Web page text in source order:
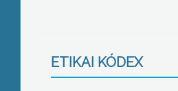
ETIKAI KÓDEX